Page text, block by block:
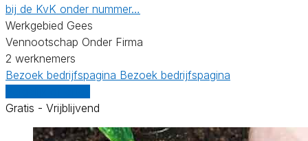
bij de KvK onder nummer…
Werkgebied Gees
Vennootschap Onder Firma
2 werknemers
Bezoek bedrijfspagina Bezoek bedrijfspagina
Gratis - Vrijblijvend